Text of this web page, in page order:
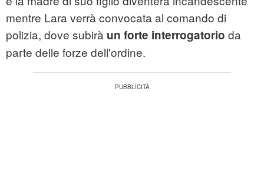
mentre Lara verrà convocata al comando di
polizia, dove subirà un forte interrogatorio da
parte delle forze dell'ordine.